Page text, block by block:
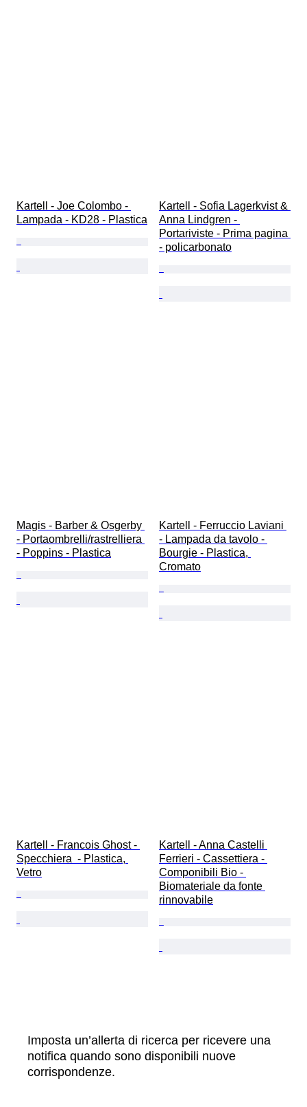
Kartell - Joe Colombo -
Lampada - KD28 - Plastica
Kartell - Sofia Lagerkvist &
Anna Lindgren -
Portariviste - Prima pagina
- policarbonato
Magis - Barber & Osgerby
- Portaombrelli/rastrelliera
- Poppins - Plastica
Kartell - Ferruccio Laviani
- Lampada da tavolo -
Bourgie - Plastica,
Cromato
Kartell - Francois Ghost -
Specchiera  - Plastica,
Vetro
Kartell - Anna Castelli
Ferrieri - Cassettiera -
Componibili Bio -
Biomateriale da fonte
rinnovabile
Imposta un’allerta di ricerca per ricevere una
notifica quando sono disponibili nuove
corrispondenze.